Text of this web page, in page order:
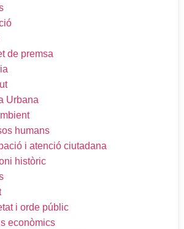
de premsa
Urbana
humans
i atenció ciutadana
històric
i orde públic
econòmics